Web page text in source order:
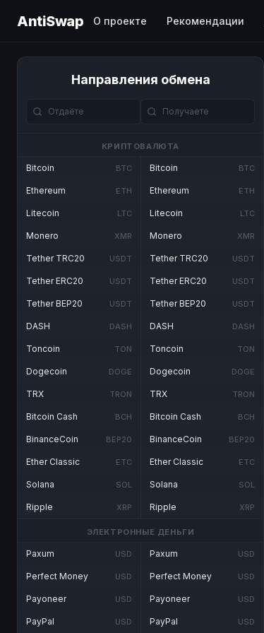
AntiSwap О проекте Рекомендации
Направления обмена
КРИПТОВАЛЮТА
Bitcoin BTC
Ethereum ETH
Litecoin LTC
Monero XMR
Tether TRC20 USDT
Tether ERC20 USDT
Tether BEP20 USDT
DASH DASH
Toncoin TON
Dogecoin DOGE
TRX TRON
Bitcoin Cash BCH
BinanceCoin BEP20
Ether Classic ETC
Solana SOL
Ripple XRP
Bitcoin BTC
Ethereum ETH
Litecoin LTC
Monero XMR
Tether TRC20 USDT
Tether ERC20 USDT
Tether BEP20 USDT
DASH DASH
Toncoin TON
Dogecoin DOGE
TRX TRON
Bitcoin Cash BCH
BinanceCoin BEP20
Ether Classic ETC
Solana SOL
Ripple XRP
ЭЛЕКТРОННЫЕ ДЕНЬГИ
Paxum USD
Perfect Money USD
Payoneer USD
PayPal USD
Paxum USD
Perfect Money USD
Payoneer USD
PayPal USD